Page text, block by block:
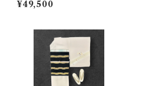
筏 金彩 一つ紋（ぬい紋）
¥49,500